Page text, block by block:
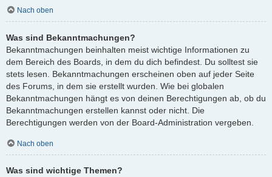
Nach oben
Was sind Bekanntmachungen?
Bekanntmachungen beinhalten meist wichtige Informationen zu
dem Bereich des Boards, in dem du dich befindest. Du solltest sie
stets lesen. Bekanntmachungen erscheinen oben auf jeder Seite
des Forums, in dem sie erstellt wurden. Wie bei globalen
Bekanntmachungen hängt es von deinen Berechtigungen ab, ob du
Bekanntmachungen erstellen kannst oder nicht. Die
Berechtigungen werden von der Board-Administration vergeben.
Nach oben
Was sind wichtige Themen?